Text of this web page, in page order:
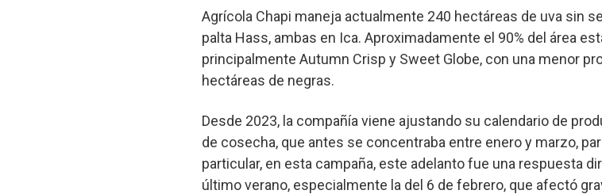
Agrícola Chapi maneja actualmente 240 hectáreas de uva sin
palta Hass, ambas en Ica. Aproximadamente el 90% del área
principalmente Autumn Crisp y Sweet Globe, con una menor
hectáreas de negras.
Desde 2023, la compañía viene ajustando su calendario de
de cosecha, que antes se concentraba entre enero y marzo,
particular, en esta campaña, este adelanto fue una respuesta
último verano, especialmente la del 6 de febrero, que afectó